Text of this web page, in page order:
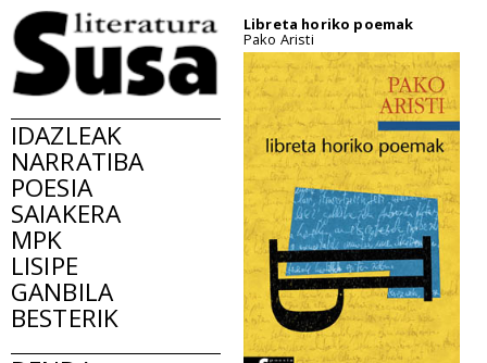
IDAZLEAK
NARRATIBA
POESIA
SAIAKERA
MPK
LISIPE
GANBILA
BESTERIK
Libreta horiko poemak
Pako Aristi